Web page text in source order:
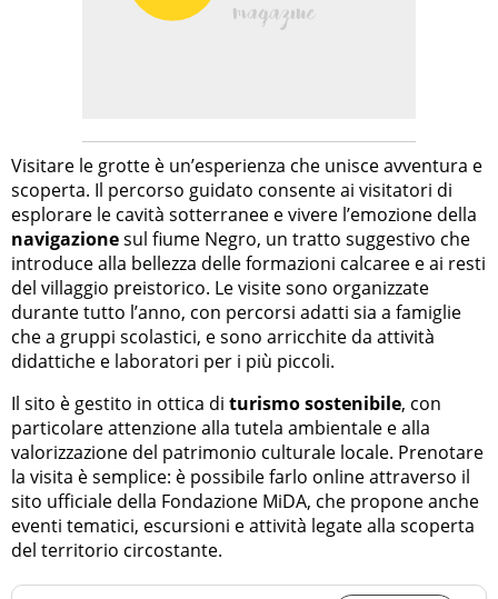
Visitare le grotte è un’esperienza che unisce avventura e
scoperta. Il percorso guidato consente ai visitatori di
esplorare le cavità sotterranee e vivere l’emozione della
navigazionesul fiume Negro, un tratto suggestivo che
introduce alla bellezza delle formazioni calcaree e ai resti
del villaggio preistorico. Le visite sono organizzate
durante tutto l’anno, con percorsi adatti sia a famiglie
che a gruppi scolastici, e sono arricchite da attività
didattiche e laboratori per i più piccoli.
Il sito è gestito in ottica di turismo sostenibile, con
particolare attenzione alla tutela ambientale e alla
valorizzazione del patrimonio culturale locale. Prenotare
la visita è semplice: è possibile farlo online attraverso il
sito ufficiale della Fondazione MiDA, che propone anche
eventi tematici, escursioni e attività legate alla scoperta
del territorio circostante.